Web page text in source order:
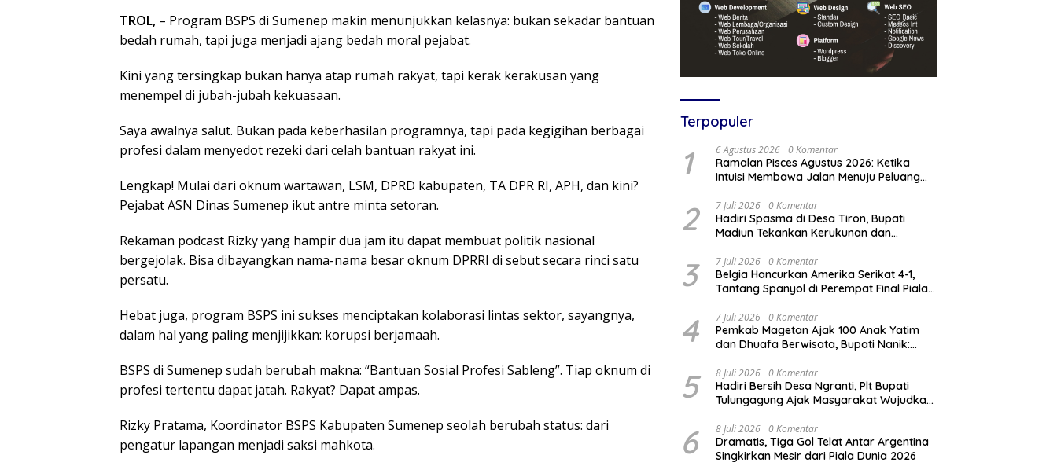
TROL, – Program BSPS di Sumenep makin menunjukkan kelasnya: bukan sekadar bantuan
bedah rumah, tapi juga menjadi ajang bedah moral pejabat.
Kini yang tersingkap bukan hanya atap rumah rakyat, tapi kerak kerakusan yang
menempel di jubah-jubah kekuasaan.
Saya awalnya salut. Bukan pada keberhasilan programnya, tapi pada kegigihan berbagai
profesi dalam menyedot rezeki dari celah bantuan rakyat ini.
Lengkap! Mulai dari oknum wartawan, LSM, DPRD kabupaten, TA DPR RI, APH, dan kini?
Pejabat ASN Dinas Sumenep ikut antre minta setoran.
Rekaman podcast Rizky yang hampir dua jam itu dapat membuat politik nasional
bergejolak. Bisa dibayangkan nama-nama besar oknum DPRRI di sebut secara rinci satu
persatu.
Hebat juga, program BSPS ini sukses menciptakan kolaborasi lintas sektor, sayangnya,
dalam hal yang paling menjijikkan: korupsi berjamaah.
BSPS di Sumenep sudah berubah makna: “Bantuan Sosial Profesi Sableng”. Tiap oknum di
profesi tertentu dapat jatah. Rakyat? Dapat ampas.
Rizky Pratama, Koordinator BSPS Kabupaten Sumenep seolah berubah status: dari
pengatur lapangan menjadi saksi mahkota.
Terpopuler
1 6 Agustus 2026 0 Komentar
Ramalan Pisces Agustus 2026: Ketika
Intuisi Membawa Jalan Menuju Peluang
2 7 Juli 2026 0 Komentar
Hadiri Spasma di Desa Tiron, Bupati
Madiun Tekankan Kerukunan dan
3 7 Juli 2026 0 Komentar
Belgia Hancurkan Amerika Serikat 4-1,
Tantang Spanyol di Perempat Final Piala
4 7 Juli 2026 0 Komentar
Pemkab Magetan Ajak 100 Anak Yatim
dan Dhuafa Berwisata, Bupati Nanik:
5 8 Juli 2026 0 Komentar
Hadiri Bersih Desa Ngranti, Plt Bupati
Tulungagung Ajak Masyarakat Wujudkan
6 8 Juli 2026 0 Komentar
Dramatis, Tiga Gol Telat Antar Argentina
Singkirkan Mesir dari Piala Dunia 2026